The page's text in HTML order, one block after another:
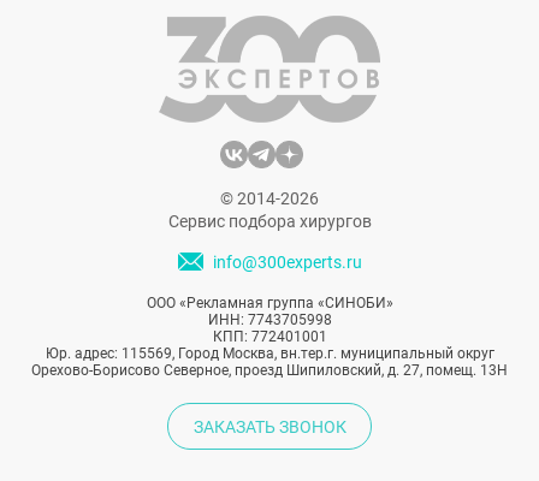
© 2014-2026
Сервис подбора хирургов
info@300experts.ru
ООО «Рекламная группа «СИНОБИ»
ИНН: 7743705998
КПП: 772401001
Юр. адрес: 115569, Город Москва, вн.тер.г. муниципальный округ
Орехово-Борисово Северное, проезд Шипиловский, д. 27, помещ. 13Н
ЗАКАЗАТЬ ЗВОНОК